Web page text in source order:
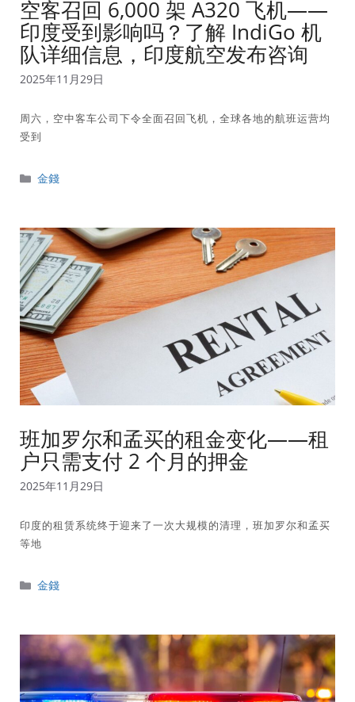
空客召回 6,000 架 A320 飞机——
印度受到影响吗？了解 IndiGo 机
队详细信息，印度航空发布咨询
2025年11月29日
周六，空中客车公司下令全面召回飞机，全球各地的航班运营均
受到
分
金錢
班加罗尔和孟买的租金变化——租
户只需支付 2 个月的押金
2025年11月29日
印度的租赁系统终于迎来了一次大规模的清理，班加罗尔和孟买
等地
分
金錢